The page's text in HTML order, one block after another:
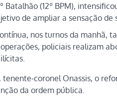
Batalhão (12º BPM),
de ampliar a sensação
nos turnos da manhã,
policiais realizam
tenente-coronel Onassis, o
da ordem pública.